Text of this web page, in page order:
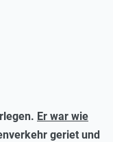
Er war wie
geriet und